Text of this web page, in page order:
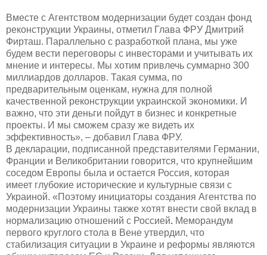
Вместе с Агентством модернизации будет создан фонд
реконструкции Украины, отметил Глава ФРУ Дмитрий
Фирташ. Параллельно с разработкой плана, мы уже
будем вести переговоры с инвесторами и учитывать их
мнение и интересы. Мы хотим привлечь суммарно 300
миллиардов долларов. Такая сумма, по
предварительным оценкам, нужна для полной
качественной реконструкции украинской экономики. И
важно, что эти деньги пойдут в бизнес и конкретные
проекты. И мы сможем сразу же видеть их
эффективность», – добавил Глава ФРУ.
В декларации, подписанной представителями Германии,
Франции и Великобритании говорится, что крупнейшим
соседом Европы была и остается Россия, которая
имеет глубокие исторические и культурные связи с
Украиной. «Поэтому инициаторы создания Агентства по
модернизации Украины также хотят внести свой вклад в
нормализацию отношений с Россией. Меморандум
первого круглого стола в Вене утвердил, что
стабилизация ситуации в Украине и реформы являются